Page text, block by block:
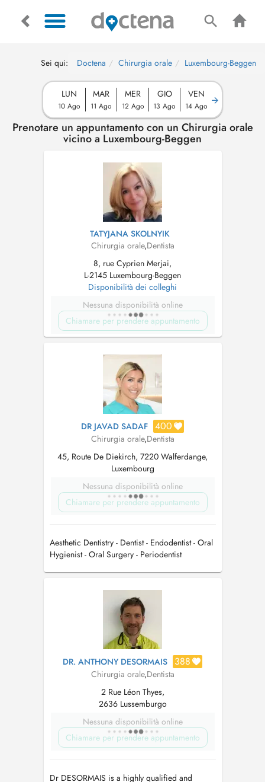
Sei qui: Doctena Chirurgia orale Luxembourg-Beggen
LUN
10 Ago
MAR
11 Ago
MER
12 Ago
GIO
13 Ago
VEN
14 Ago
Prenotare un appuntamento con un Chirurgia orale
vicino a Luxembourg-Beggen
TATYJANA SKOLNYIK
Chirurgia orale,Dentista
8, rue Cyprien Merjai,
L-2145 Luxembourg-Beggen
Disponibilità dei colleghi
Nessuna disponibilità online
Chiamare per prendere appuntamento
DR JAVAD SADAF 400
Chirurgia orale,Dentista
45, Route De Diekirch, 7220 Walferdange,
Luxembourg
Nessuna disponibilità online
Chiamare per prendere appuntamento
Aesthetic Dentistry - Dentist - Endodentist - Oral
Hygienist - Oral Surgery - Periodentist
DR. ANTHONY DESORMAIS 388
Chirurgia orale,Dentista
2 Rue Léon Thyes,
2636 Lussemburgo
Nessuna disponibilità online
Chiamare per prendere appuntamento
Dr DESORMAIS is a highly qualified and